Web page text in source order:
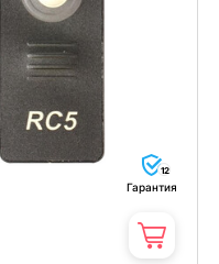
12
Гарантия